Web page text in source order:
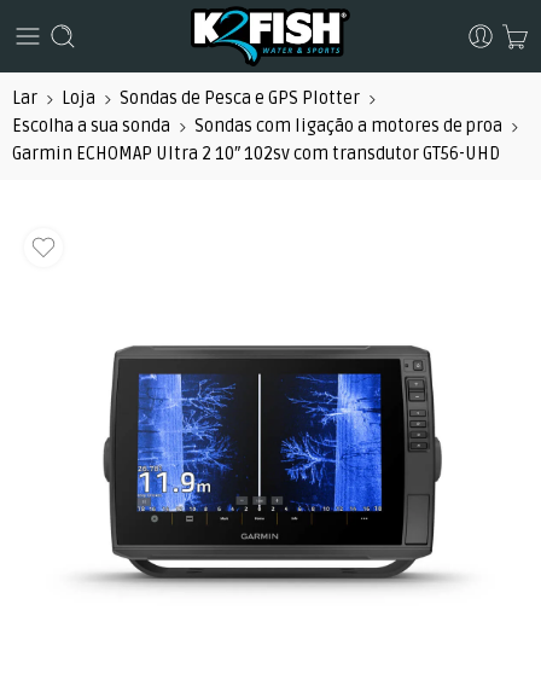
Lar Loja
Sondas de Pesca e GPS Plotter
Escolha a sua sonda
Sondas com ligação a motores de proa
Garmin ECHOMAP Ultra 2 10″ 102sv com transdutor GT56-UHD